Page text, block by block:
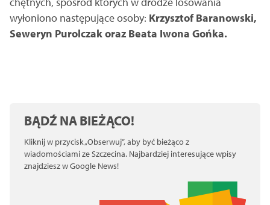
wyłoniono następujące osoby: Krzysztof Baranowski,
Seweryn Purolczak oraz Beata Iwona Gońka.
BĄDŹ NA BIEŻĄCO!
Kliknij w przycisk „Obserwuj”, aby być bieżąco z
wiadomościami ze Szczecina. Najbardziej interesujące wpisy
znajdziesz w Google News!